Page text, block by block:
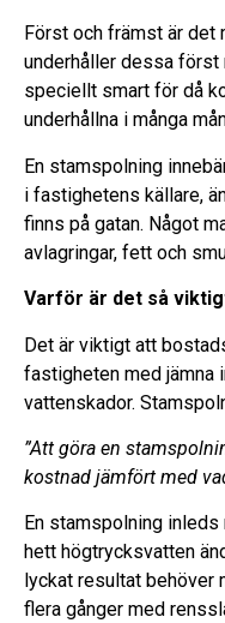
Först och främst är det
underhåller dessa först
speciellt smart för då
underhållna i många
En stamspolning
i fastighetens källare,
finns på gatan. Något
avlagringar, fett och
Varför är det så
Det är viktigt att
fastigheten med jämna
vattenskador.
”Att göra en
kostnad jämfört med
En stamspolning
hett högtrycksvatten
lyckat resultat behöver
flera gånger med